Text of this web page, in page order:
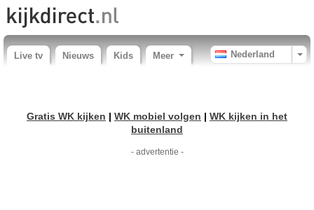
Live tv Nieuws Kids Meer Nederland
Gratis WK kijken | WK mobiel volgen | WK kijken in het
buitenland
- advertentie -